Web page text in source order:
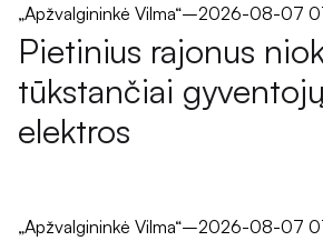
„Apžvalgininkė Vilma“–2026-08-07
Pietinius rajonus
tūkstančiai
elektros
„Apžvalgininkė Vilma“–2026-08-07